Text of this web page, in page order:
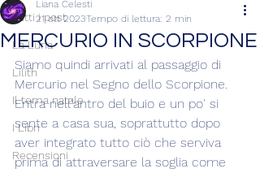
Tutti i post
La Luna
Lilith
Il tema natale
I Libri
Recensioni
MERCURIO IN SCORPIONE
Liana Celesti
21 ott 2023Tempo di lettura: 2 min
Siamo quindi arrivati al passaggio di
Mercurio nel Segno dello Scorpione.
Entra nell'antro del buio e un po' si
sente a casa sua, soprattutto dopo
aver integrato tutto ciò che serviva
prima di attraversare la soglia come